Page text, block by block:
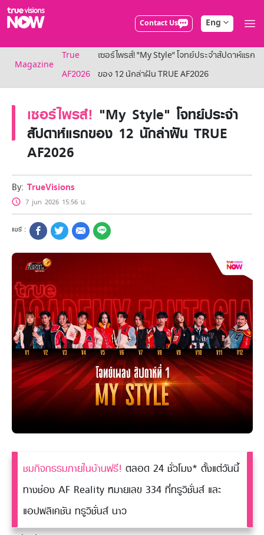
Contact Us Eng
True AF2026
Packages
NOW ENT
NOW SPORTS
NOW Muay Thai
All TrueVisions Now Packages
Cable and Satellite
Privilege
Showtime
HoReCa
Package for Business
Find participating stores
FAQs
Magazine
True
AF2026
เซอร์ไพรส์! "My Style" โจทย์ประจำสัปดาห์แรก
ของ 12 นักล่าฝัน TRUE AF2026
เซอร์ไพรส์! "My Style" โจทย์ประจำ
สัปดาห์แรกของ 12 นักล่าฝัน TRUE
AF2026
By: TrueVisions
7 jun 2026 15:56 น.
ชมกิจกรรมภายในบ้านฟรี! ตลอด 24 ชั่วโมง* ตั้งแต่วันนี้
ทางช่อง AF Reality หมายเลข 334 ที่ทรูวิชั่นส์​ และ
แอปพลิเคชัน ทรูวิชั่นส์ นาว